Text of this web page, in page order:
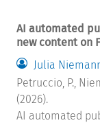
AI automated
new content on
Julia
Petruccio, P.,
(2026).
AI automated